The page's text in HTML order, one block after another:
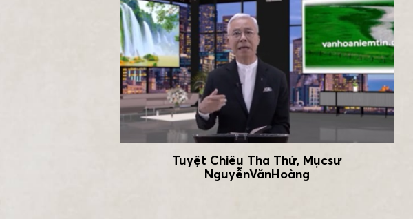
Tuyệt Chiêu Tha Thứ, Mụcsư
NguyễnVănHoàng